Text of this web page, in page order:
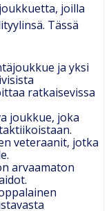
joilla
Tässä
ja yksi
ratkaisevissa
joukkue, joka
veteraanit, jotka
arvaamaton